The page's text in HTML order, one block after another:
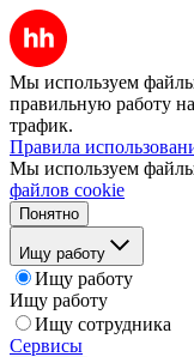
Мы используем
правильную работу
трафик.
Правила
Мы используем
файлов cookie
Понятно
Ищу работу
Ищу работу
Ищу работу
Ищу сотрудника
Сервисы